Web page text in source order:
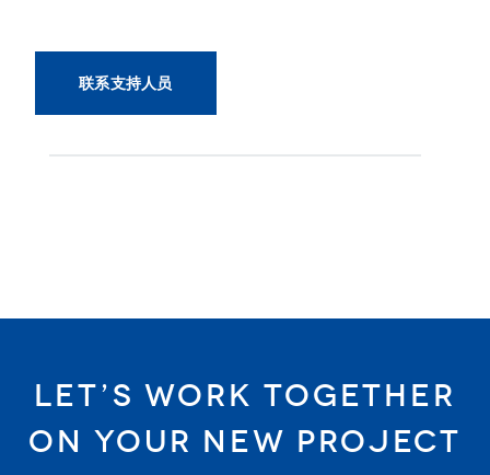
联系支持人员
let’s work together
on your new project